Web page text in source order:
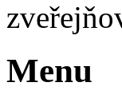
Menu